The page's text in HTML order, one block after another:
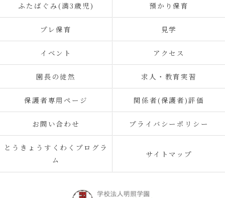
ふたばぐみ(満3歳児) 預かり保育
プレ保育 見学
イベント アクセス
園長の徒然 求人・教育実習
保護者専用ページ 関係者(保護者)評価
お問い合わせ プライバシーポリシー
とうきょうすくわくプログラ
ム
サイトマップ